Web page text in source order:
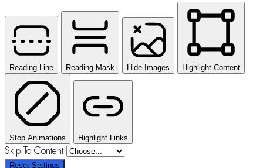
Reading Line Reading Mask Hide Images Highlight Content
Stop Animations Highlight Links
Skip To Content
Reset Settings